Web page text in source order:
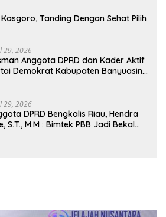
Tanding Dengan Sehat Pilih
29, 2026
Anggota DPRD dan Kader Aktif
Demokrat Kabupaten Banyuasin
29, 2026
DPRD Bengkalis Riau, Hendra
S.T., M.M : Bimtek PBB Jadi Bekal